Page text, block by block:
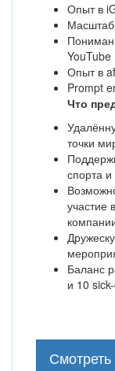
Опыт в
YouTube
Опыт в
Prompt
Что
точки
спорта
участие
Баланс
и 10